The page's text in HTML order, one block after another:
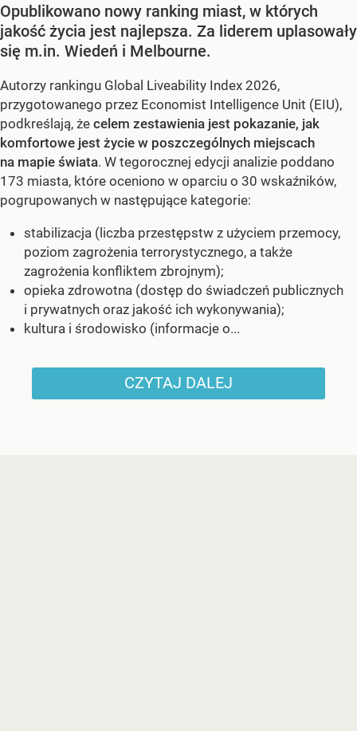
Opublikowano nowy ranking miast, w których
jakość życia jest najlepsza. Za liderem uplasowały
się m.in. Wiedeń i Melbourne.
Autorzy rankingu Global Liveability Index 2026,
przygotowanego przez Economist Intelligence Unit (EIU),
podkreślają, że celem zestawienia jest pokazanie, jak
komfortowe jest życie w poszczególnych miejscach
na mapie świata. W tegorocznej edycji analizie poddano
173 miasta, które oceniono w oparciu o 30 wskaźników,
pogrupowanych w następujące kategorie:
stabilizacja (liczba przestępstw z użyciem przemocy,
poziom zagrożenia terrorystycznego, a także
zagrożenia konfliktem zbrojnym);
opieka zdrowotna (dostęp do świadczeń publicznych
i prywatnych oraz jakość ich wykonywania);
kultura i środowisko (informacje o...
CZYTAJ DALEJ